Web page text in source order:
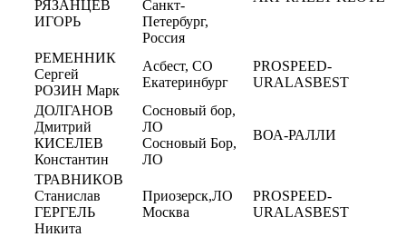
РЯЗАНЦЕВ
ИГОРЬ
Санкт-
Петербург,
Россия
РЕМЕННИК
Сергей
РОЗИН Марк
Асбест, СО
Екатеринбург
PROSPEED-
URALASBEST
ДОЛГАНОВ
Дмитрий
КИСЕЛЕВ
Константин
Сосновый бор,
ЛО
Сосновый Бор,
ЛО
ВОА-РАЛЛИ
ТРАВНИКОВ
Станислав
ГЕРГЕЛЬ
Никита
Приозерск,ЛО
Москва
PROSPEED-
URALASBEST